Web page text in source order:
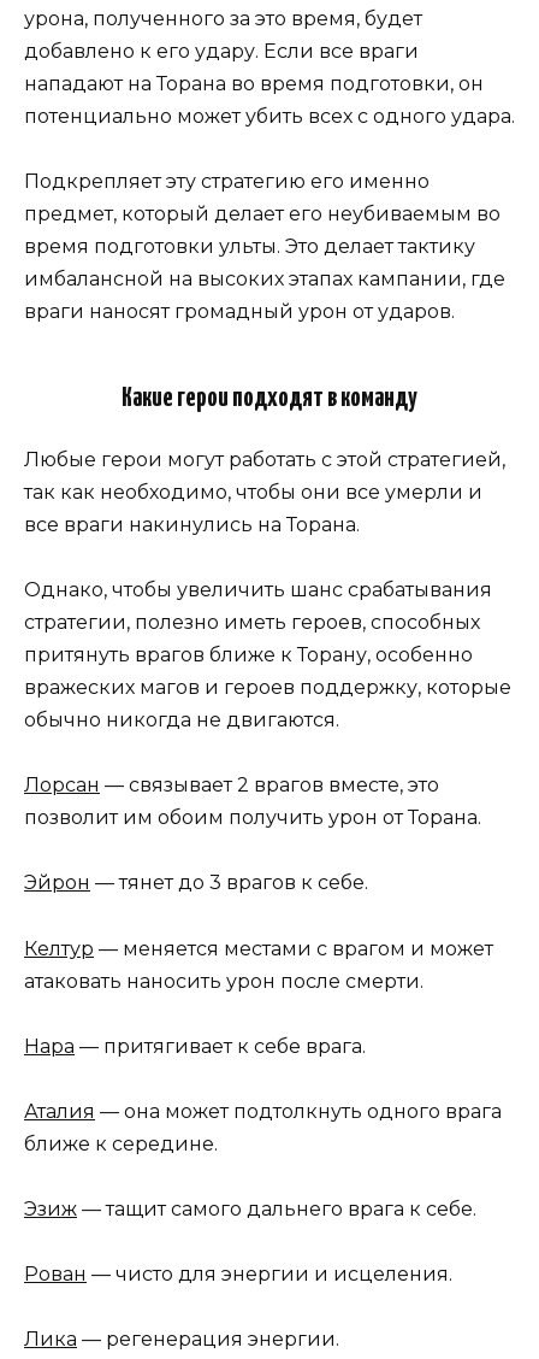
урона, полученного за это время, будет
добавлено к его удару. Если все враги
нападают на Торана во время подготовки, он
потенциально может убить всех с одного удара.
Подкрепляет эту стратегию его именно
предмет, который делает его неубиваемым во
время подготовки ульты. Это делает тактику
имбалансной на высоких этапах кампании, где
враги наносят громадный урон от ударов.
Какие герои подходят в команду
Любые герои могут работать с этой стратегией,
так как необходимо, чтобы они все умерли и
все враги накинулись на Торана.
Однако, чтобы увеличить шанс срабатывания
стратегии, полезно иметь героев, способных
притянуть врагов ближе к Торану, особенно
вражеских магов и героев поддержку, которые
обычно никогда не двигаются.
Лорсан — связывает 2 врагов вместе, это
позволит им обоим получить урон от Торана.
Эйрон — тянет до 3 врагов к себе.
Келтур — меняется местами с врагом и может
атаковать наносить урон после смерти.
Нара — притягивает к себе врага.
Аталия — она может подтолкнуть одного врага
ближе к середине.
Эзиж — тащит самого дальнего врага к себе.
Рован — чисто для энергии и исцеления.
Лика — регенерация энергии.